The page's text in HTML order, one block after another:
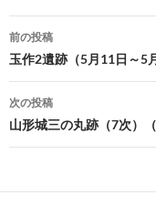
投
稿
ナ
ビ
ゲ
ー
前の投稿
玉作2遺跡（5月11日～5
次の投稿
山形城三の丸跡（7次）